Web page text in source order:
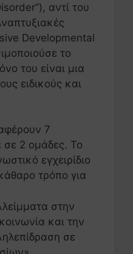
αντί του
Developmental
το
του είναι μια
ειδικούς και
7
σε 2 ομάδες. Το
εγχειρίδιο
τρόπο για
στην
και την
σε